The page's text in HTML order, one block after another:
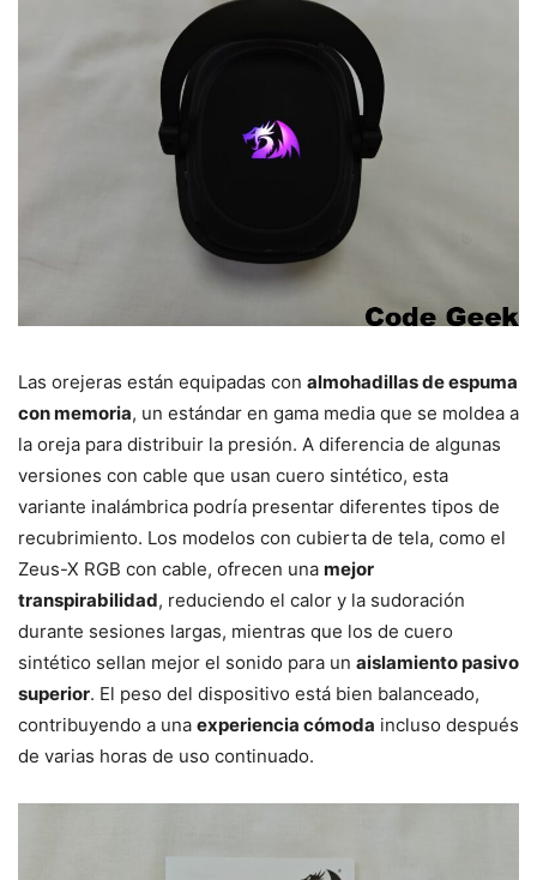
Las orejeras están equipadas con almohadillas de espuma
con memoria, un estándar en gama media que se moldea a
la oreja para distribuir la presión. A diferencia de algunas
versiones con cable que usan cuero sintético, esta
variante inalámbrica podría presentar diferentes tipos de
recubrimiento. Los modelos con cubierta de tela, como el
Zeus-X RGB con cable, ofrecen una mejor
transpirabilidad, reduciendo el calor y la sudoración
durante sesiones largas, mientras que los de cuero
sintético sellan mejor el sonido para un aislamiento pasivo
superior. El peso del dispositivo está bien balanceado,
contribuyendo a una experiencia cómoda incluso después
de varias horas de uso continuado.